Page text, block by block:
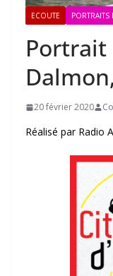
ECOUTE
Portrait
20 février 2020
Réalisé par Radio